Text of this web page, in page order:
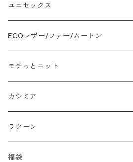
ツイード
ジャガード
接触冷感
プリント柄物
刺繍レース
メッシュ
ユニセックス
ECOレザー/ファー/ムートン
モチっとニット
カシミア
ラクーン
福袋